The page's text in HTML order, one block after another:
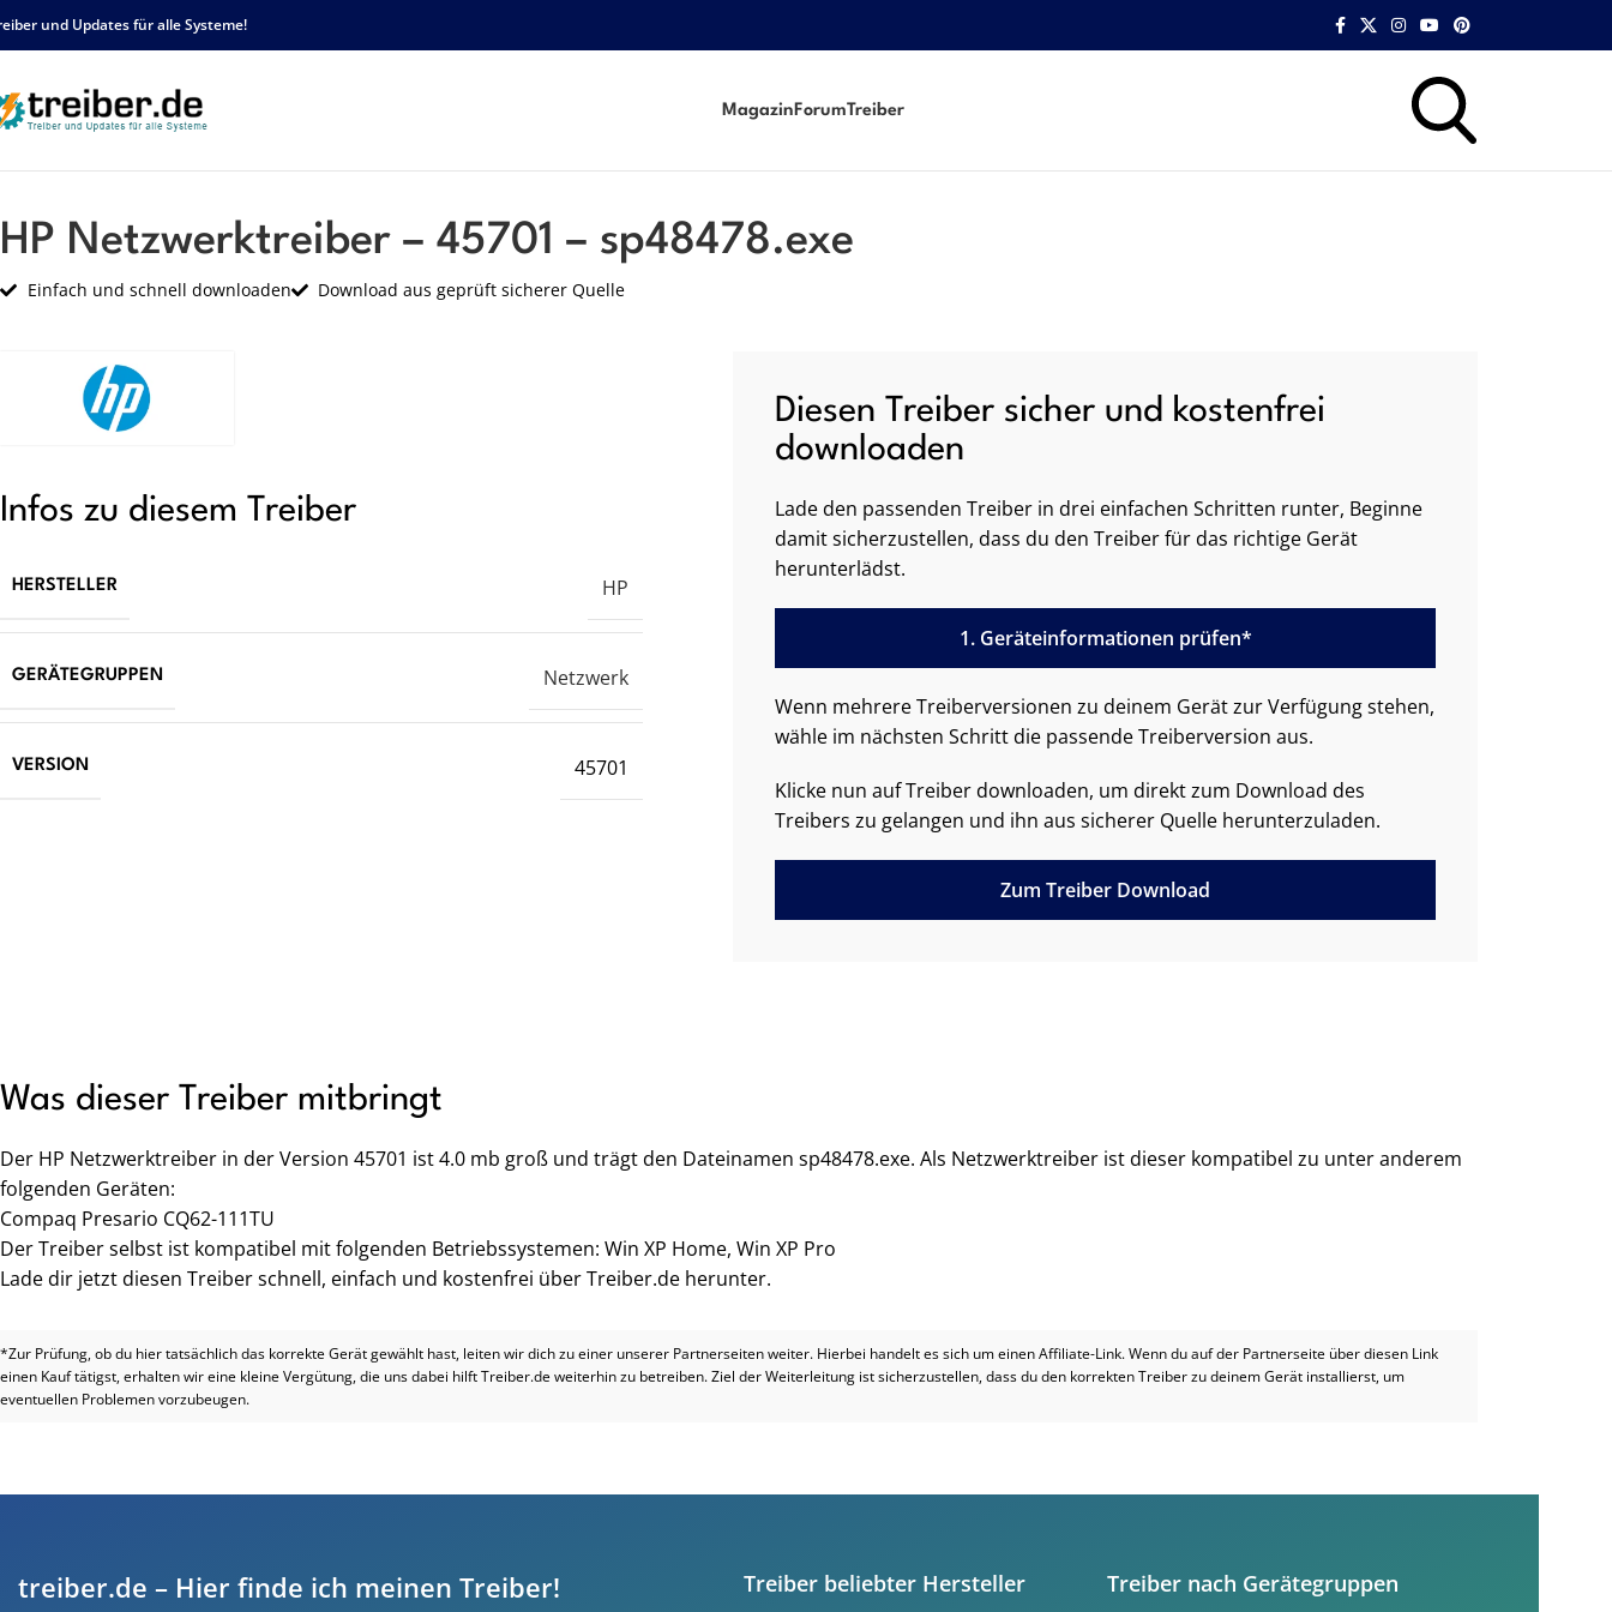
und Updates für alle Systeme!
Magazin ForumTreiber
HP Netzwerktreiber – 45701 – sp48478.exe
Einfach und schnell downloaden Download aus geprüft sicherer Quelle
Infos zu diesem Treiber
HERSTELLER HP
GERÄTEGRUPPEN Netzwerk
VERSION 45701
Diesen Treiber sicher und kostenfrei
downloaden
Lade den passenden Treiber in drei einfachen Schritten runter, Beginne
damit sicherzustellen, dass du den Treiber für das richtige Gerät
herunterlädst.
1. Geräteinformationen prüfen*
Wenn mehrere Treiberversionen zu deinem Gerät zur Verfügung stehen,
wähle im nächsten Schritt die passende Treiberversion aus.
Klicke nun auf Treiber downloaden, um direkt zum Download des
Treibers zu gelangen und ihn aus sicherer Quelle herunterzuladen.
Zum Treiber Download
Was dieser Treiber mitbringt
Der HP Netzwerktreiber in der Version 45701 ist 4.0 mb groß und trägt den Dateinamen sp48478.exe. Als Netzwerktreiber ist dieser kompatibel zu unter anderem
folgenden Geräten:
Compaq Presario CQ62-111TU
Der Treiber selbst ist kompatibel mit folgenden Betriebssystemen: Win XP Home, Win XP Pro
Lade dir jetzt diesen Treiber schnell, einfach und kostenfrei über Treiber.de herunter.
*Zur Prüfung, ob du hier tatsächlich das korrekte Gerät gewählt hast, leiten wir dich zu einer unserer Partnerseiten weiter. Hierbei handelt es sich um einen Affiliate-Link. Wenn du auf der Partnerseite über diesen Link
einen Kauf tätigst, erhalten wir eine kleine Vergütung, die uns dabei hilft Treiber.de weiterhin zu betreiben. Ziel der Weiterleitung ist sicherzustellen, dass du den korrekten Treiber zu deinem Gerät installierst, um
eventuellen Problemen vorzubeugen.
treiber.de – Hier finde ich meinen Treiber! Treiber beliebter Hersteller Treiber nach Gerätegruppen